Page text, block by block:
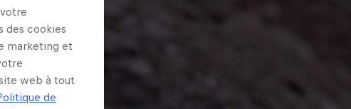
des cookies
marketing et
web à tout
de